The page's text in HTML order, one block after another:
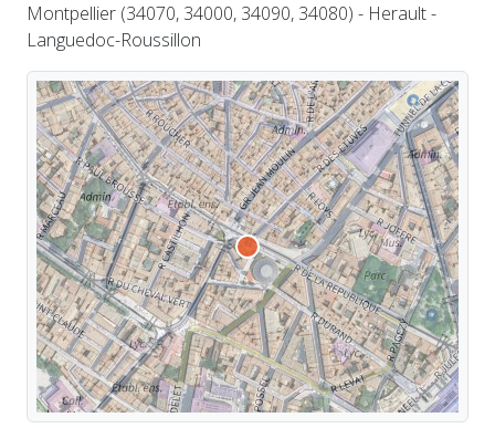
Montpellier (34070, 34000, 34090, 34080) - Herault -
Languedoc-Roussillon